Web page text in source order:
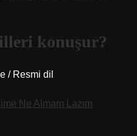
konuşur?
/ Resmi dil
Ne Almam Lazım